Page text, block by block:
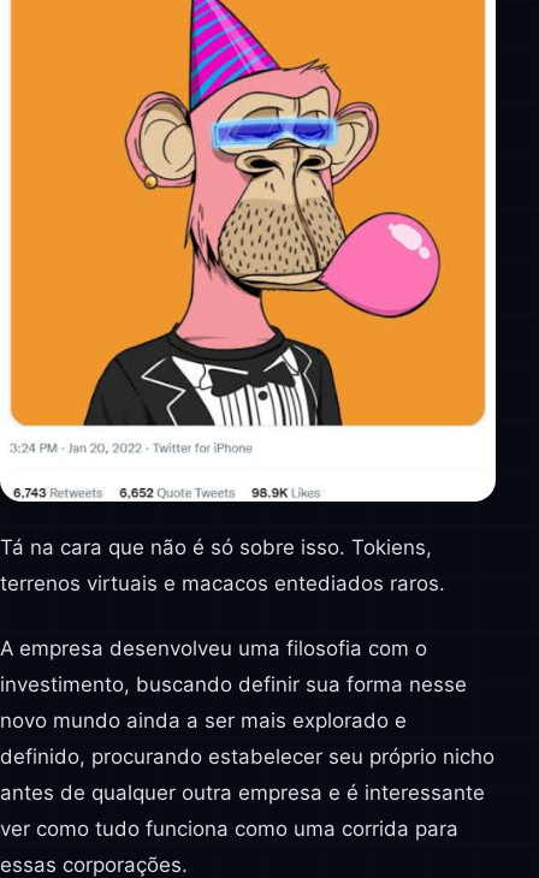
Tá na cara que não é só sobre isso. Tokiens,
terrenos virtuais e macacos entediados raros.
A empresa desenvolveu uma filosofia com o
investimento, buscando definir sua forma nesse
novo mundo ainda a ser mais explorado e
definido, procurando estabelecer seu próprio nicho
antes de qualquer outra empresa e é interessante
ver como tudo funciona como uma corrida para
essas corporações.